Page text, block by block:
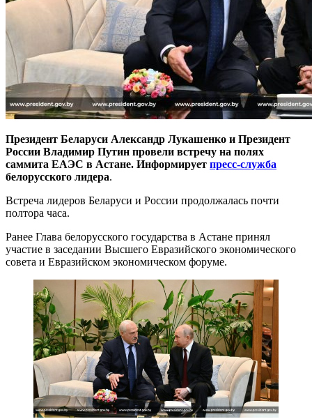
Президент Беларуси Александр Лукашенко и Президент
России Владимир Путин провели встречу на полях
саммита ЕАЭС в Астане. Информирует пресс-служба
белорусского лидера.
Встреча лидеров Беларуси и России продолжалась почти
полтора часа.
Ранее Глава белорусского государства в Астане принял
участие в заседании Высшего Евразийского экономического
совета и Евразийском экономическом форуме.